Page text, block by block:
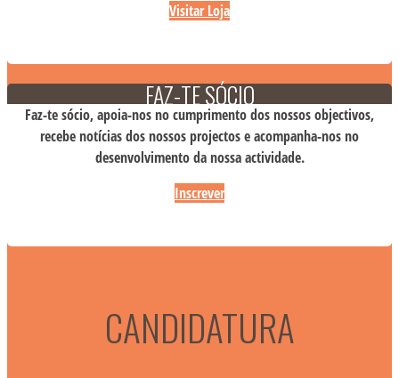
Visitar Loja
FAZ-TE SÓCIO
Faz-te sócio, apoia-nos no cumprimento dos nossos objectivos,
recebe notícias dos nossos projectos e acompanha-nos no
desenvolvimento da nossa actividade.
Inscrever
CANDIDATURA